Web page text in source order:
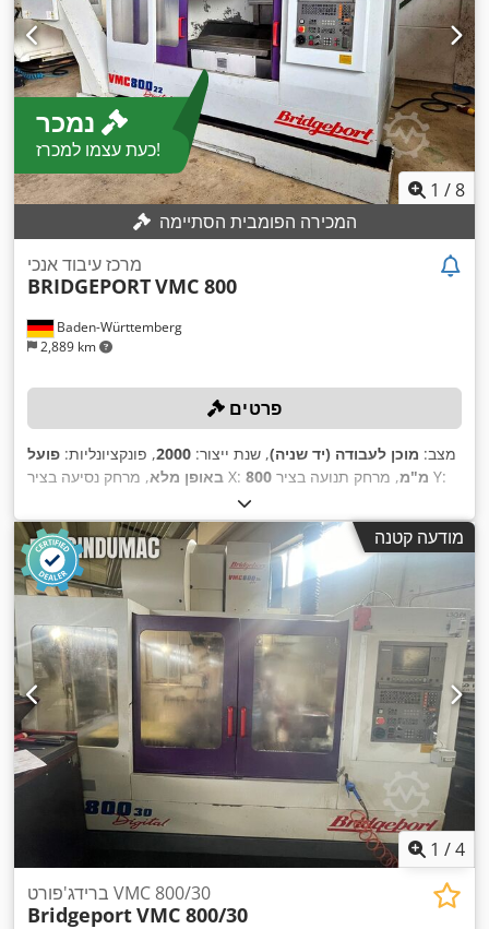
כעת עצמו למכרז!
1 /8
המכירה הפומבית הסתיימה
Baden-Württemberg
2,889 km
מרכז עיבוד אנכי
BRIDGEPORTVMC 800
פרטים
מצב: מוכן לעבודה (יד שניה), שנת ייצור: 2000, פונקציונליות: פועל
באופן מלא , מרחק נסיעה בציר X: 800 מ"מ , מרחק תנועה בציר Y:
TNC 410
, מהירות סיבוב (מקסימלית):10,000 סל"ד ,
מודעה קטנה
1 /4
ברידג'פורט VMC 800/30
BridgeportVMC 800/30